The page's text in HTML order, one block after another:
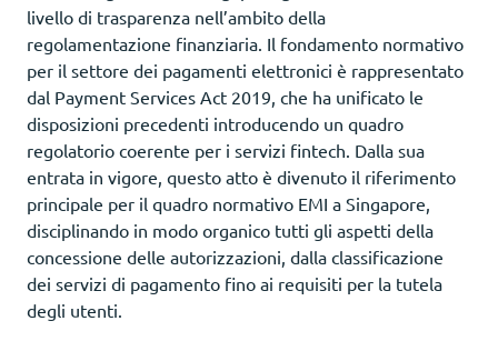
livello di trasparenza nell’ambito della
regolamentazione finanziaria. Il fondamento normativo
per il settore dei pagamenti elettronici è rappresentato
dal Payment Services Act 2019, che ha unificato le
disposizioni precedenti introducendo un quadro
regolatorio coerente per i servizi fintech. Dalla sua
entrata in vigore, questo atto è divenuto il riferimento
principale per il quadro normativo EMI a Singapore,
disciplinando in modo organico tutti gli aspetti della
concessione delle autorizzazioni, dalla classificazione
dei servizi di pagamento fino ai requisiti per la tutela
degli utenti.